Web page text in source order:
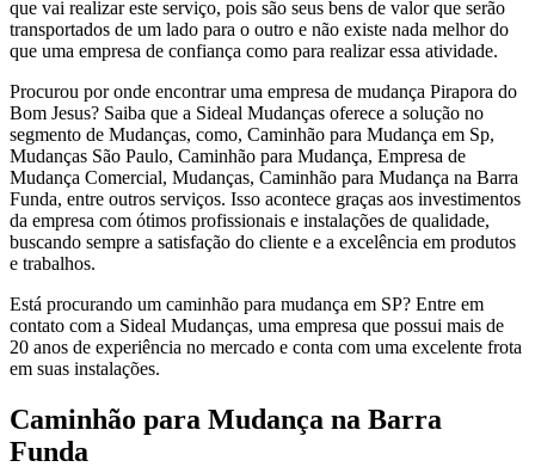
que vai realizar este serviço, pois são seus bens de valor que serão
transportados de um lado para o outro e não existe nada melhor do
que uma empresa de confiança como para realizar essa atividade.
Procurou por onde encontrar uma empresa de mudança Pirapora do
Bom Jesus? Saiba que a Sideal Mudanças oferece a solução no
segmento de Mudanças, como, Caminhão para Mudança em Sp,
Mudanças São Paulo, Caminhão para Mudança, Empresa de
Mudança Comercial, Mudanças, Caminhão para Mudança na Barra
Funda, entre outros serviços. Isso acontece graças aos investimentos
da empresa com ótimos profissionais e instalações de qualidade,
buscando sempre a satisfação do cliente e a excelência em produtos
e trabalhos.
Está procurando um caminhão para mudança em SP? Entre em
contato com a Sideal Mudanças, uma empresa que possui mais de
20 anos de experiência no mercado e conta com uma excelente frota
em suas instalações.
Caminhão para Mudança na Barra
Funda